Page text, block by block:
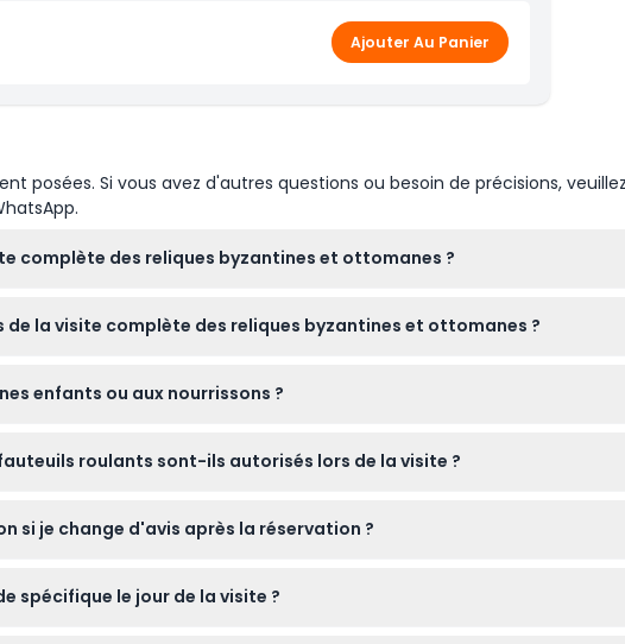
uniquement à Fatih, Kabataş, Sultanahmet, Taksim et
Ajouter Au Panier
posées. Si vous avez d'autres questions ou besoin de précisions,
complète des reliques byzantines et ottomanes ?
processus de réservation en ligne.
la visite complète des reliques byzantines et ottomanes ?
d'Istanbul.
enfants ou aux nourrissons ?
roulants sont-ils autorisés lors de la visite ?
si je change d'avis après la réservation ?
spécifique le jour de la visite ?